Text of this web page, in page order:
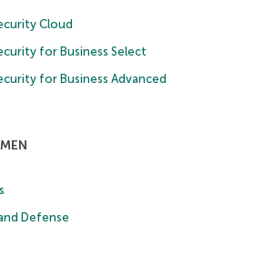
Cloud
for Business Select
for Business Advanced
Defense